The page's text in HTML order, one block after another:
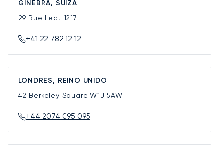
GINEBRA, SUIZA
29 Rue Lect 1217
+41 22 782 12 12
LONDRES, REINO UNIDO
42 Berkeley SquareW1J 5AW
+44 2074 095 095